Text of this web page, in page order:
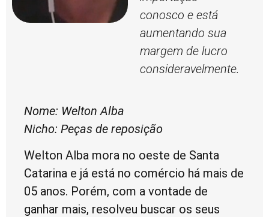
conosco e está
aumentando sua
margem de lucro
consideravelmente.
Nome: Welton Alba
Nicho: Peças de reposição
Welton Alba mora no oeste de Santa
Catarina e já está no comércio há mais de
05 anos. Porém, com a vontade de
ganhar mais, resolveu buscar os seus